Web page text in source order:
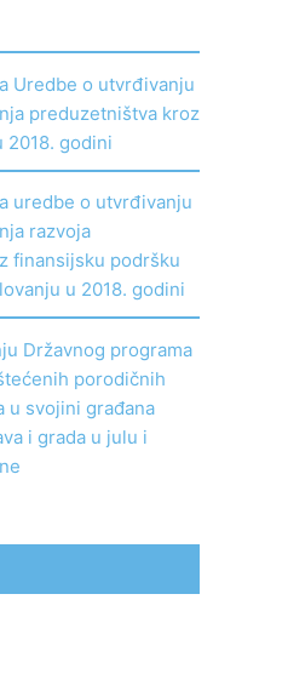
Uredbe o utvrđivanju
preduzetništva kroz
2018. godini
uredbe o utvrđivanju
razvoja
finansijsku podršku
u 2018. godini
Državnog programa
porodičnih
u svojini građana
i grada u julu i